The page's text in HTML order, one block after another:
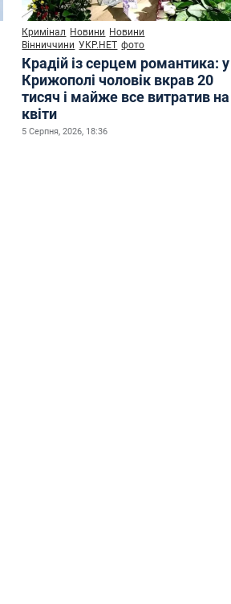
Кримінал Новини Новини
Вінниччини УКР.НЕТ фото
Крадій із серцем романтика: у
Крижополі чоловік вкрав 20
тисяч і майже все витратив на
квіти
5 Серпня, 2026, 18:36